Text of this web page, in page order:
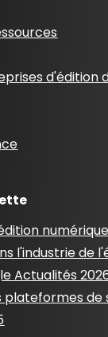
d'édition
l'industrie de
Actualités
plateformes